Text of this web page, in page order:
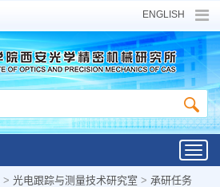
ENGLISH
> 光电跟踪与测量技术研究室 > 承研任务